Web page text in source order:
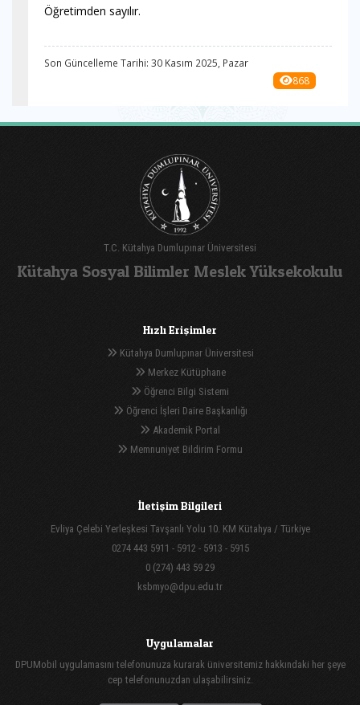
Öğretimden sayılır.
Son Güncelleme Tarihi: 30 Kasım 2025, Pazar
868
T.C. Kütahya Dumlupınar Üniversitesi
Kütahya Sosyal Bilimler Meslek Yüksekokulu
Hızlı Erişimler
Kütahya Dumlupınar Üniversitesi
Merkez Kütüphane
Öğrenci Bilgi Sistemi
Öğrenci İşleri Daire Başkanlığı
Akademik Portal
Memnuniyet Bildirim Formu
İletişim Bilgileri
Evliya Çelebi Yerleşkesi Tavşanlı Yolu 10. KM Kütahya / Türkiye
0274 443 5911 - 5912 - 5913 - 5915
0 (274) 443 59 29
ksbmyo@dpu.edu.tr
Uygulamalar
DPUMobil uygulamasını telefonunuza kurarak üniversitemiz hakkındaki her şeye
cep telefonunuzdan ulaşabilirsiniz.